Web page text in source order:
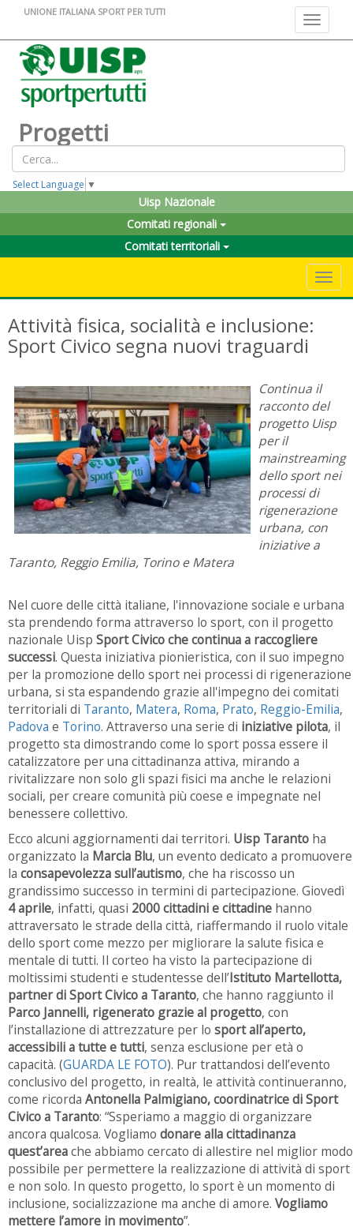
Toggle
UNIONE ITALIANA SPORT PER TUTTI
Progetti
Select Language ▼
Uisp Nazionale
Comitati regionali
Comitati territoriali
Attività fisica, socialità e inclusione:
Sport Civico segna nuovi traguardi
Continua il
racconto del
progetto Uisp
per il
mainstreaming
dello sport nei
processi di
rigenerazione
urbana, con
iniziative a
Taranto, Reggio Emilia, Torino e Matera
Nel cuore delle città italiane, l'innovazione sociale e urbana
sta prendendo forma attraverso lo sport, con il progetto
nazionale Uisp Sport Civico che continua a raccogliere
successi. Questa iniziativa pionieristica, con il suo impegno
per la promozione dello sport nei processi di rigenerazione
urbana, si sta espandendo grazie all'impegno dei comitati
territoriali di Taranto, Matera, Roma, Prato, Reggio-Emilia,
Padova e Torino. Attraverso una serie di iniziative pilota, il
progetto sta dimostrando come lo sport possa essere il
catalizzatore per una cittadinanza attiva, mirando a
rivitalizzare non solo gli spazi fisici ma anche le relazioni
sociali, per creare comunità più coese e impegnate nel
benessere collettivo.
Ecco alcuni aggiornamenti dai territori. Uisp Taranto ha
organizzato la Marcia Blu, un evento dedicato a promuovere
la consapevolezza sull’autismo, che ha riscosso un
grandissimo successo in termini di partecipazione. Giovedì
4 aprile, infatti, quasi 2000 cittadini e cittadine hanno
attraversato le strade della città, riaffermando il ruolo vitale
dello sport come mezzo per migliorare la salute fisica e
mentale di tutti. Il corteo ha visto la partecipazione di
moltissimi studenti e studentesse dell’Istituto Martellotta,
partner di Sport Civico a Taranto, che hanno raggiunto il
Parco Jannelli, rigenerato grazie al progetto, con
l’installazione di attrezzature per lo sport all’aperto,
accessibili a tutte e tutti, senza esclusione per età o
capacità. (GUARDA LE FOTO). Pur trattandosi dell’evento
conclusivo del progetto, in realtà, le attività continueranno,
come ricorda Antonella Palmigiano, coordinatrice di Sport
Civico a Taranto: “Ssperiamo a maggio di organizzare
ancora qualcosa. Vogliamo donare alla cittadinanza
quest’areache abbiamo cercato di allestire nel miglior modo
possibile per permettere la realizzazione di attività di sport
e non solo. In questo progetto, lo sport è un momento di
inclusione, socializzazione ma anche di amore. Vogliamo
mettere l’amore in movimento”.